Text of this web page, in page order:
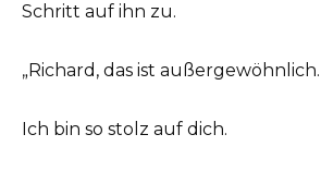
Schritt auf ihn zu.
„Richard, das ist außergewöhnlich.
Ich bin so stolz auf dich.